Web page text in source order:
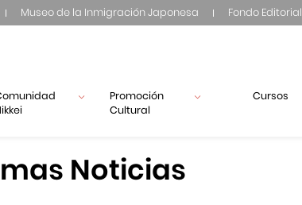
Museo de la Inmigración Japonesa Fondo Editorial
Promoción
Cultural
Cursos
Noticias